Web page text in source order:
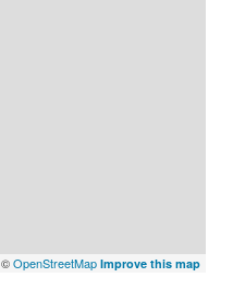
©OpenStreetMap Improve this map